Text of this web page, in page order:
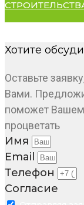
Хотите
Оставьте
Вами.
поможет
процветать
Имя
Email
Телефон
Согласие